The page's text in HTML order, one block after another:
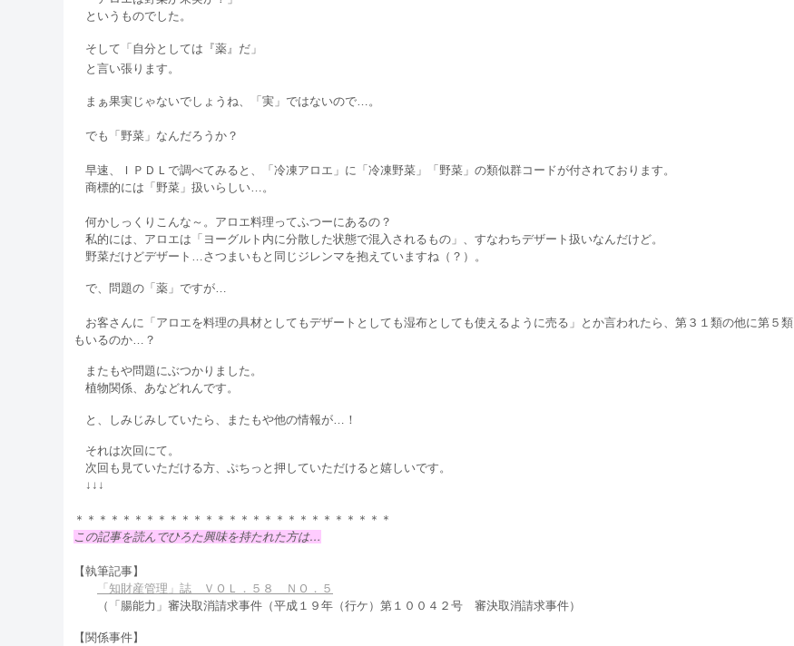
というものでした。
そして「自分としては『薬』 だ」
と言い張ります。
まぁ果実じゃないでしょうね、「実」ではないので…。
でも「野菜」なんだろうか？
早速、ＩＰＤＬで調べてみると、「冷凍アロエ」に「冷凍野菜」「野菜」の類似群コードが付されております。
商標的には「野菜」扱いらしい…。
何かしっくりこんな～。アロエ料理ってふつーにあるの？
私的には、アロエは「ヨーグルト内に分散した状態で混入されるもの」、すなわちデザート扱いなんだけど。
野菜だけどデザート…さつまいもと同じジレンマを抱えていますね（？）。
で、問題の「薬」ですが…
お客さんに「アロエを料理の具材としてもデザートとしても湿布としても使えるように売る」とか言われたら、第３１類の他に第５類
もいるのか…？
またもや問題にぶつかりました。
植物関係、あなどれんです。
と、しみじみしていたら、またもや他の情報が…！
それは次回にて。
次回も見ていただける方、ぷちっと押していただけると嬉しいです。
↓↓↓
＊＊＊＊＊＊＊＊＊＊＊＊＊＊＊＊＊＊＊＊＊＊＊＊＊＊＊
この記事を読んでひろた興味を持たれた方は…
【執筆記事】
「知財産管理」誌 ＶＯＬ．５８ ＮＯ．５
（「腸能力」審決取消請求事件（平成１９年（行ケ）第１００４２号 審決取消請求事件）
【関係事件】